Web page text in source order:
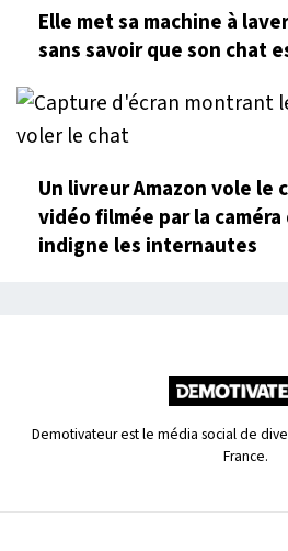
Elle met sa machine à
sans savoir que son chat
Un livreur Amazon vole le
vidéo filmée par la
indigne les internautes
Demotivateur est le média social de
France.